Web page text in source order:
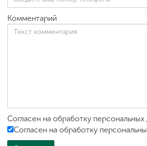
Комментарий
Согласен на обработку персональных
Согласен на обработку